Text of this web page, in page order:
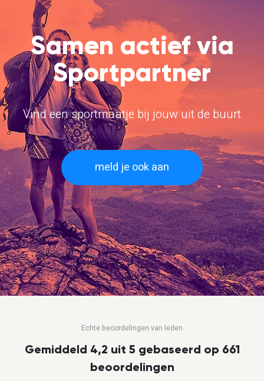
Samen actief via
Sportpartner
Vind een sportmaatje bij jouw uit de buurt
meld je ook aan
Echte beoordelingen van leden
Gemiddeld 4,2 uit 5 gebaseerd op 661
beoordelingen